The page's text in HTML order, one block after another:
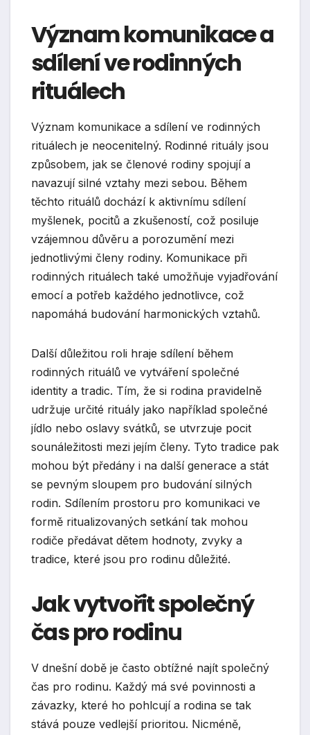
Význam komunikace a
sdílení ve rodinných
rituálech
Význam komunikace a sdílení ve rodinných
rituálech je neocenitelný. Rodinné rituály jsou
způsobem, jak se členové rodiny spojují a
navazují silné vztahy mezi sebou. Během
těchto rituálů dochází k aktivnímu sdílení
myšlenek, pocitů a zkušeností, což posiluje
vzájemnou důvěru a porozumění mezi
jednotlivými členy rodiny. Komunikace při
rodinných rituálech také umožňuje vyjadřování
emocí a potřeb každého jednotlivce, což
napomáhá budování harmonických vztahů.
Další důležitou roli hraje sdílení během
rodinných rituálů ve vytváření společné
identity a tradic. Tím, že si rodina pravidelně
udržuje určité rituály jako například společné
jídlo nebo oslavy svátků, se utvrzuje pocit
sounáležitosti mezi jejím členy. Tyto tradice pak
mohou být předány i na další generace a stát
se pevným sloupem pro budování silných
rodin. Sdílením prostoru pro komunikaci ve
formě ritualizovaných setkání tak mohou
rodiče předávat dětem hodnoty, zvyky a
tradice, které jsou pro rodinu důležité.
Jak vytvořit společný
čas pro rodinu
V dnešní době je často obtížné najít společný
čas pro rodinu. Každý má své povinnosti a
závazky, které ho pohlcují a rodina se tak
stává pouze vedlejší prioritou. Nicméně,